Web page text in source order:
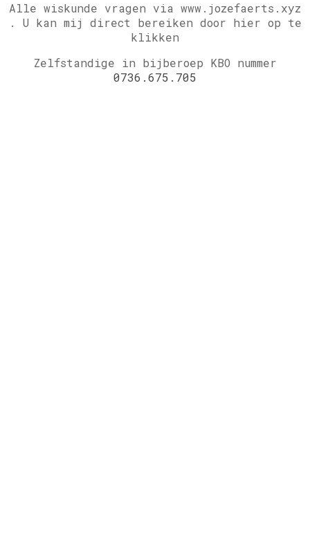
Alle wiskunde vragen via www.jozefaerts.xyz
. U kan mij direct bereiken door hier op te
klikken
Zelfstandige in bijberoep KBO nummer
0736.675.705